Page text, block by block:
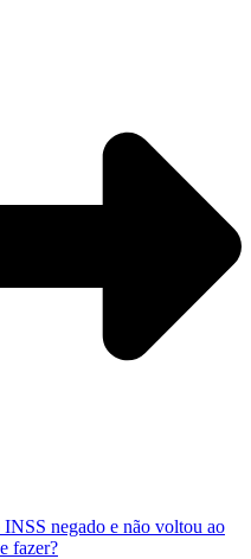
negado e não voltou ao
fazer?